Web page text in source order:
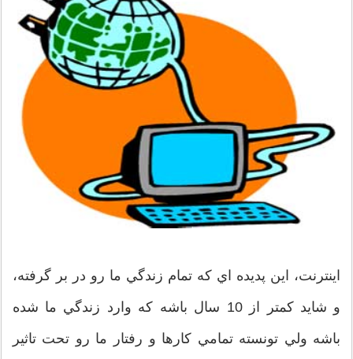
اينترنت، اين پديده اي که تمام زندگي ما رو در بر گرفته،
و شايد کمتر از 10 سال باشه که وارد زندگي ما شده
باشه ولي تونسته تمامي کارها و رفتار ما رو تحت تاثير